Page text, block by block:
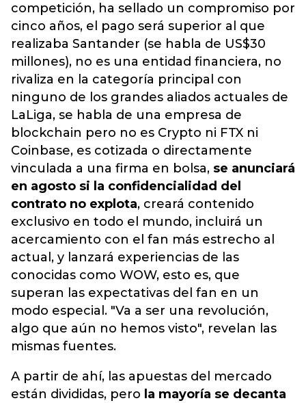
competición, ha sellado un compromiso por
cinco años, el pago será superior al que
realizaba Santander (se habla de US$30
millones), no es una entidad financiera, no
rivaliza en la categoría principal con
ninguno de los grandes aliados actuales de
LaLiga, se habla de una empresa de
blockchain pero no es Crypto ni FTX ni
Coinbase, es cotizada o directamente
vinculada a una firma en bolsa, se anunciará
en agosto si la confidencialidad del
contrato no explota, creará contenido
exclusivo en todo el mundo, incluirá un
acercamiento con el fan más estrecho al
actual, y lanzará experiencias de las
conocidas como WOW, esto es, que
superan las expectativas del fan en un
modo especial. "Va a ser una revolución,
algo que aún no hemos visto", revelan las
mismas fuentes.
A partir de ahí, las apuestas del mercado
están divididas, pero la mayoría se decanta